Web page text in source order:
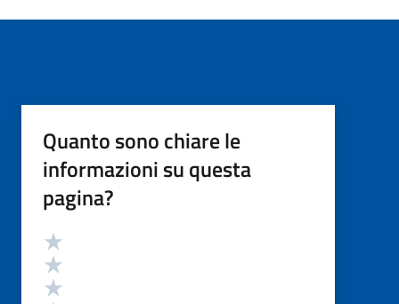
Quanto sono chiare le
informazioni su questa
pagina?
Valutazione